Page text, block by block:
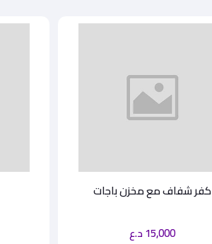
كفر شفاف مع مخزن باجات
15,000 د.ع